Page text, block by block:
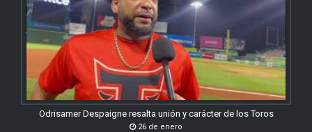
Odrisamer Despaigne resalta unión y carácter de los Toros
26 de enero